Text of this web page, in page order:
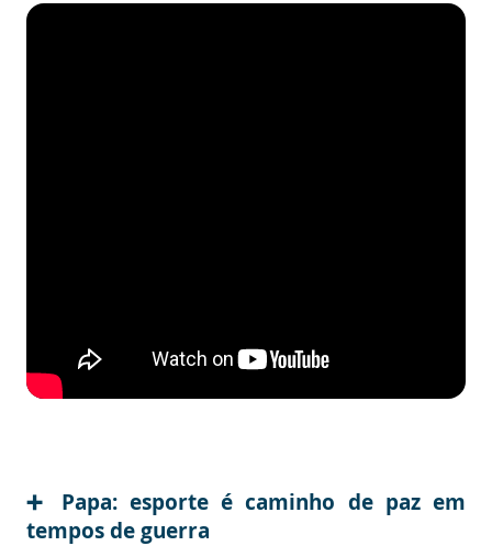
➕ Papa: esporte é caminho de paz em
tempos de guerra